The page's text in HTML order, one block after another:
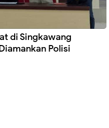
di Singkawang
Polisi